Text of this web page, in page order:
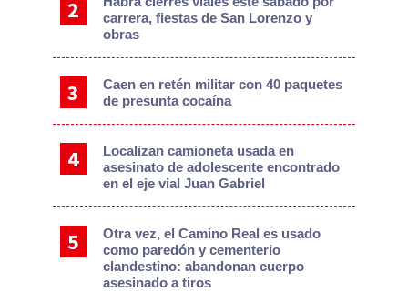
carrera, fiestas de San Lorenzo y
obras
Caen en retén militar con 40 paquetes
de presunta cocaína
Localizan camioneta usada en
asesinato de adolescente encontrado
en el eje vial Juan Gabriel
Otra vez, el Camino Real es usado
como paredón y cementerio
clandestino: abandonan cuerpo
asesinado a tiros